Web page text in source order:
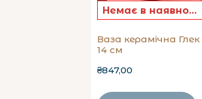
Немає в наявності
Ваза керамічна Глек
14 см
₴847,00